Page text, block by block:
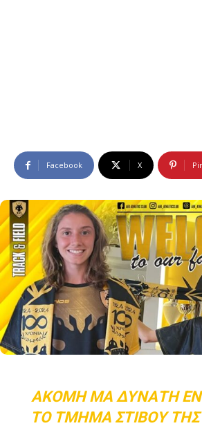
Facebook X
ΑΚΌΜΗ ΜΑ ΔΥΝΑΤΉ
ΤΟ ΤΜΉΜΑ ΣΤΊΒΟΥ ΤΗΣ